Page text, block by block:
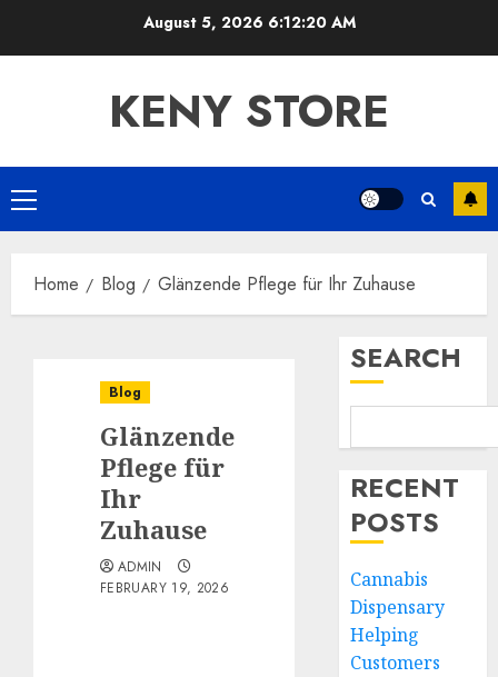
August 5, 2026 6:12:20 AM
KENY STORE
Primary
Menu
Home Blog Glänzende Pflege für Ihr Zuhause
Blog
Glänzende
Pflege für
Ihr
Zuhause
ADMIN
FEBRUARY 19, 2026
SEARCH
RECENT
POSTS
Cannabis
Dispensary
Helping
Customers